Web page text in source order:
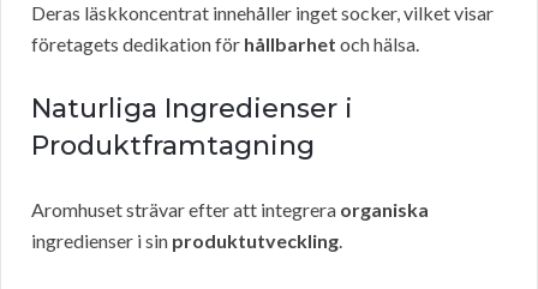
Deras läskkoncentrat innehåller inget socker, vilket visar
företagets dedikation för hållbarhet och hälsa.
Naturliga Ingredienser i
Produktframtagning
Aromhuset strävar efter att integrera organiska
ingredienser i sin produktutveckling.